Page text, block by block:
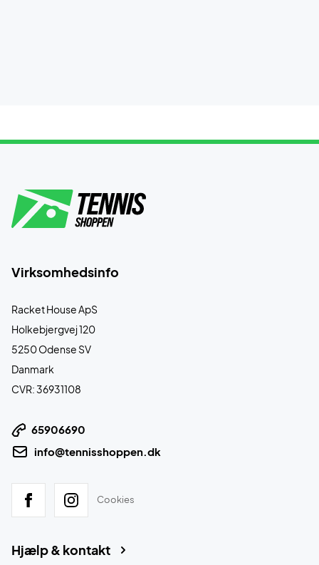
Virksomhedsinfo
Racket House ApS
Holkebjergvej 120
5250 Odense SV
Danmark
CVR: 36931108
65906690
info@tennisshoppen.dk
Cookies
Hjælp & kontakt